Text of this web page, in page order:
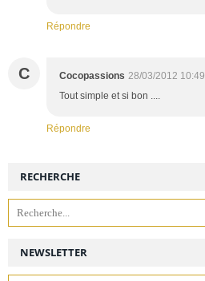
Répondre
C Cocopassions 28/03/2012 10:49
Tout simple et si bon ....
Répondre
NEWSLETTER
RECHERCHE